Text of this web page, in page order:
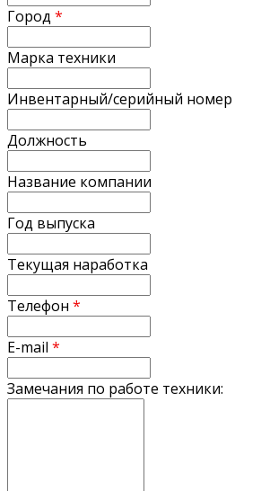
Город *
Марка техники
Инвентарный/серийный номер
Должность
Название компании
Год выпуска
Текущая наработка
Телефон *
E-mail *
Замечания по работе техники: